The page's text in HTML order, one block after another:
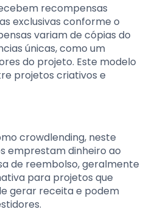
recompensas
exclusivas conforme o
variam de cópias do
únicas, como um
do projeto. Este modelo
projetos criativos e
crowdlending, neste
emprestam dinheiro ao
de reembolso, geralmente
para projetos que
gerar receita e podem